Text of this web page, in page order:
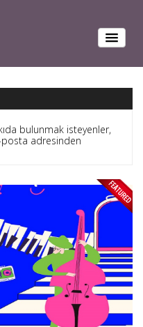
bulunmak isteyenler,
adresinden